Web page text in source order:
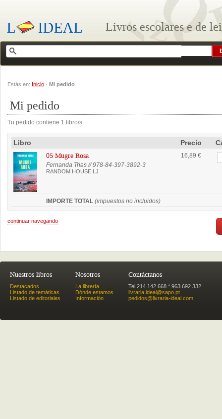
Livros escolares e de
Estás en: Inicio · Mi pedido
Mi pedido
Tu pedido contiene 1 libro/s
Libro Precio
05 Mugre Rosa
Fernanda Trias // 978-84-397-3892-3
RANDOM HOUSE LJ
16,89 €
IMPORTE TOTAL (impuestos no incluidos)
continuar navegando
Nuestros libros
Destacados
Listado de temáticas
Listado de editoriales
Nosotros
La librería
Dónde estamos
Información
Contáctanos
Tel 214 142 668 * 963 692 332
livraria.ideal@sapo.pt
pedidos@livraria-ideal.com